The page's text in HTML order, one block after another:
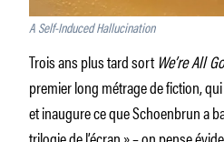
A Self-Induced Hallucination
Trois ans plus tard sortWe’re All
premier long métrage de fiction,
et inaugure ce que Schoenbrun a
trilogie de l’écran » – on pense